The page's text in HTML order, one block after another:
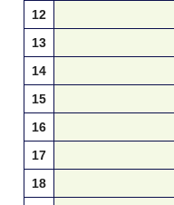
12
13
14
15
16
17
18